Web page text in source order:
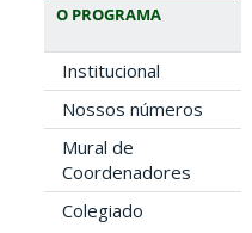
O PROGRAMA
Institucional
Nossos números
Mural de
Coordenadores
Colegiado